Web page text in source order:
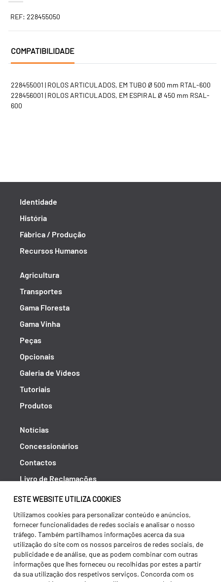
ESTE WEBSITE UTILIZA COOKIES
Utilizamos cookies para personalizar conteúdo e anúncios,
fornecer funcionalidades de redes sociais e analisar o nosso
tráfego. Também partilhamos informações acerca da sua
utilização do site com os nossos parceiros de redes sociais, de
publicidade e de análise, que as podem combinar com outras
informações que lhes forneceu ou recolhidas por estes a partir
da sua utilização dos respetivos serviços. Concorda com os
REF: 228455050
COMPATIBILIDADE
228455001 | ROLOS ARTICULADOS, EM TUBO Ø 500 mm RTAL-600
228456001 | ROLOS ARTICULADOS, EM ESPIRAL Ø 450 mm RSAL-
600
Identidade
História
Fábrica / Produção
Recursos Humanos
Agricultura
Transportes
Gama Floresta
Gama Vinha
Peças
Opcionais
Galeria de Vídeos
Tutoriais
Produtos
Notícias
Concessionários
Contactos
Livro de Reclamações
Política de Privacidade
Canal de Denúncias (RGPC)
Termos e condições